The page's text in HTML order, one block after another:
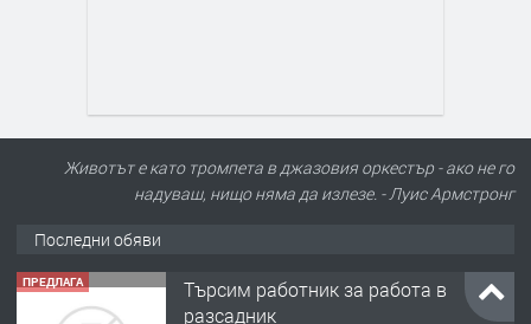
Животът е като тромпета в джазовия оркестър - ако не го
надуваш, нищо няма да излезе. - Луис Армстронг
Последни обяви
ПРЕДЛАГА
Търсим работник за работа в
разсадник